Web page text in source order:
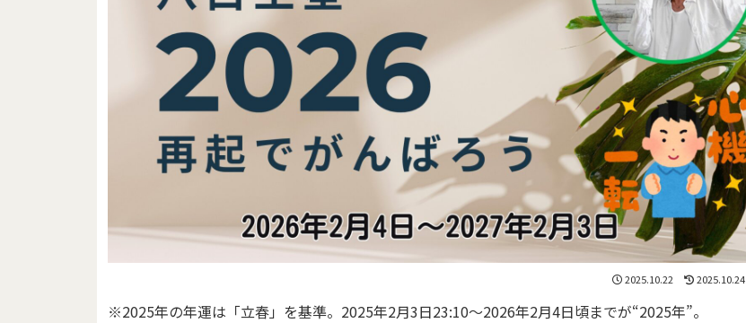
2025.10.22 2025.10.24
※2025年の年運は「立春」を基準。2025年2月3日23:10〜2026年2月4日頃までが“2025年”。